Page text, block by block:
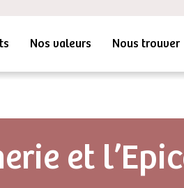
Nos valeurs Nous trouver
et